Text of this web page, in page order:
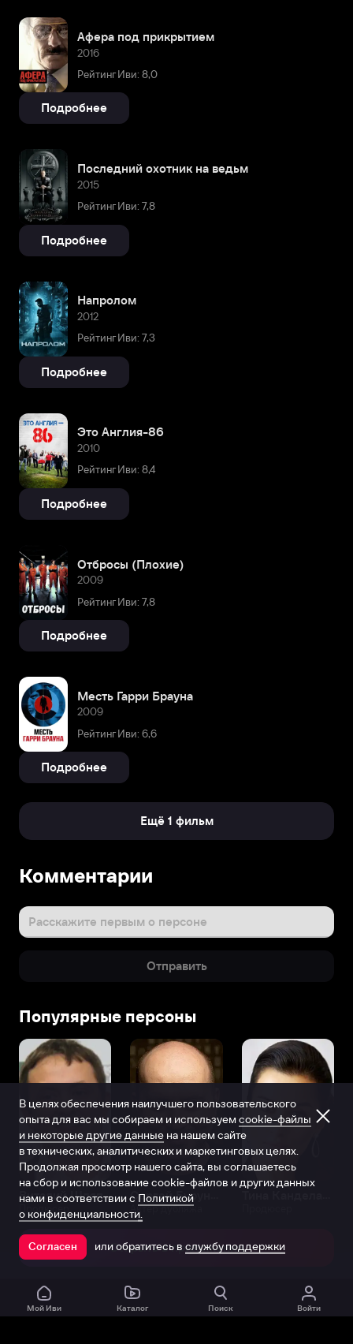
Афера под прикрытием
2016
Рейтинг Иви: 8,0
Подробнее
Последний охотник на ведьм
2015
Рейтинг Иви: 7,8
Подробнее
Напролом
2012
Рейтинг Иви: 7,3
Подробнее
Это Англия-86
2010
Рейтинг Иви: 8,4
Подробнее
Отбросы (Плохие)
2009
Рейтинг Иви: 7,8
Подробнее
Месть Гарри Брауна
2009
Рейтинг Иви: 6,6
Подробнее
Ещё 1 фильм
Джозеф
родился
9
Чорли
(графство
Ланкашир,
Великобритания).
стал
первым
ребенком
в
семье
Эндрю
и
Гилган,
у
позднее
родилось
Комментарии
Расскажите первым о персоне
Отправить
Популярные персоны
Виталий Шляппо
Продюсер Актёр дубляжа
Открыть в приложении
Мой Иви Каталог Поиск Войти
В целях обеспечения наилучшего пользовательского
опыта для вас мы собираем и используем cookie-файлы
и некоторые другие данные на нашем сайте
в технических, аналитических и маркетинговых целях.
Продолжая просмотр нашего сайта, вы соглашаетесь
на сбор и использование cookie-файлов и других данных
нами в соответствии с Политикой
о конфиденциальности.
Согласен или обратитесь в службу поддержки